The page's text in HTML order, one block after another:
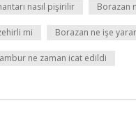
nasıl pişirilir Borazan
mi Borazan ne işe yarar
ne zaman icat edildi